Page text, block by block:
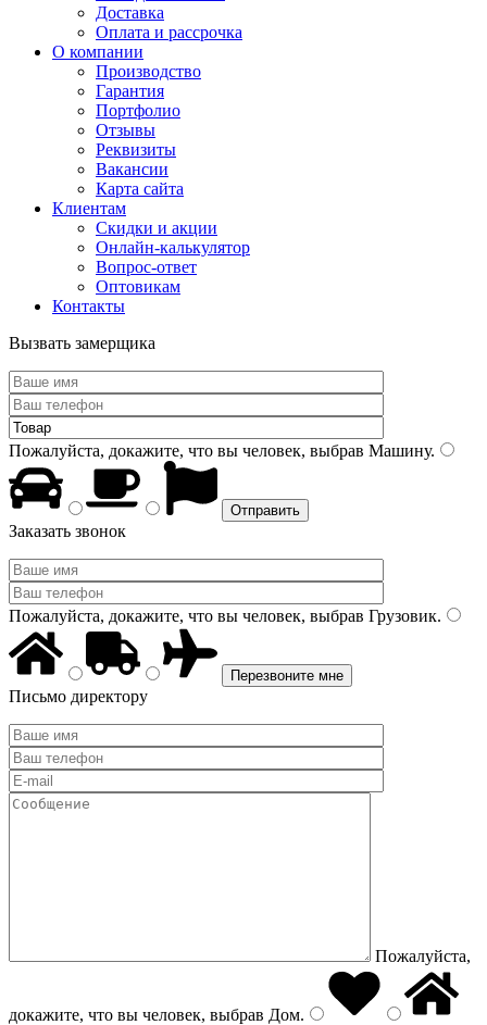
Доставка
Оплата и рассрочка
О компании
Производство
Гарантия
Портфолио
Отзывы
Реквизиты
Вакансии
Карта сайта
Клиентам
Скидки и акции
Онлайн-калькулятор
Вопрос-ответ
Оптовикам
Контакты
Вызвать замерщика
Пожалуйста, докажите, что вы человек, выбрав Машину.
Заказать звонок
Пожалуйста, докажите, что вы человек, выбрав Грузовик.
Письмо директору
Пожалуйста,
докажите, что вы человек, выбрав Дом.